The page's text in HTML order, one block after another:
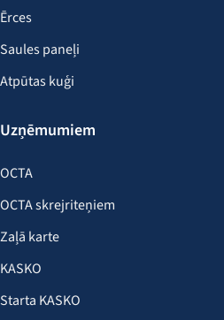
Ērces
Saules paneļi
Atpūtas kuģi
Uzņēmumiem
OCTA
OCTA skrejriteņiem
Zaļā karte
KASKO
Starta KASKO